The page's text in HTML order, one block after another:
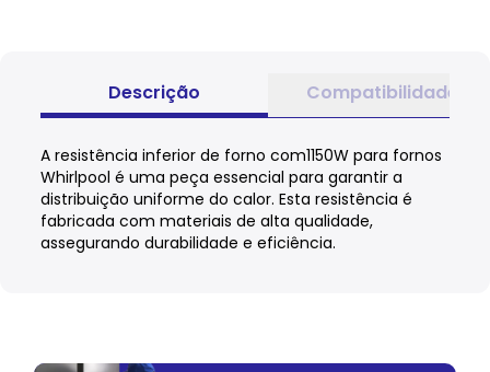
Descrição Compatibilidade
A resistência inferior de forno com1150W para fornos
Whirlpool é uma peça essencial para garantir a
distribuição uniforme do calor. Esta resistência é
fabricada com materiais de alta qualidade,
assegurando durabilidade e eficiência.